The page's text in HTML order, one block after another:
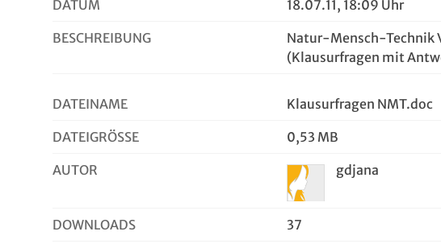
DATUM 18.07.11, 18:09 Uhr
BESCHREIBUNG
Natur-Mensch-Technik
(Klausurfragen mit
DATEINAME Klausurfragen NMT.doc
DATEIGRÖSSE 0,53 MB
AUTOR gdjana
DOWNLOADS 37